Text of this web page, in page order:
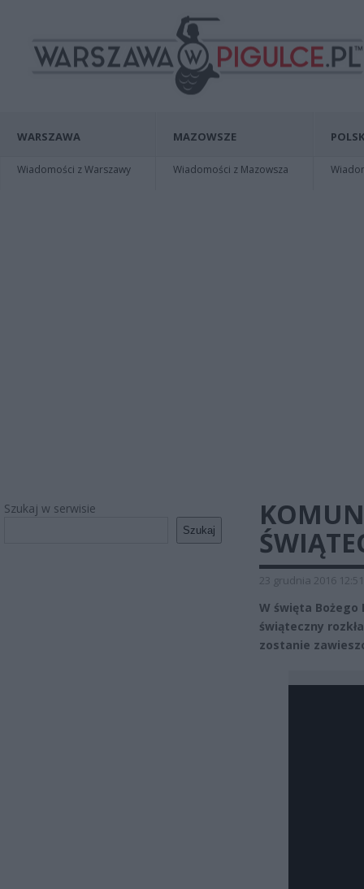
WARSZAWA
Wiadomości z Warszawy
MAZOWSZE
Wiadomości z Mazowsza
Szukaj w serwisie
Szukaj
23 grudnia 2016 12:51
W święta
świąteczny
zostanie